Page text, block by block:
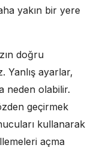
yakın bir yere
doğru
Yanlış ayarlar,
neden olabilir.
geçirmek
kullanarak
açma